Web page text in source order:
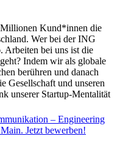
Kund*innen die
Wer bei der ING
Arbeiten bei uns ist die
Indem wir als globale
berühren und danach
Gesellschaft und unseren
unserer Startup-Mentalität